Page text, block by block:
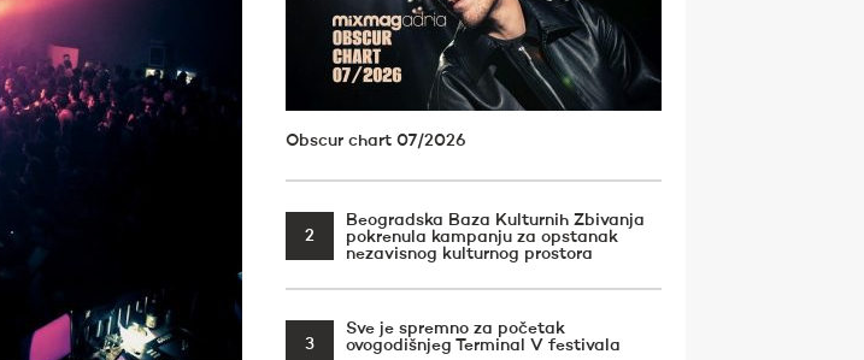
Obscur chart 07/2026
2
Beogradska Baza Kulturnih Zbivanja
pokrenula kampanju za opstanak
nezavisnog kulturnog prostora
3
Sve je spremno za početak
ovogodišnjeg Terminal V festivala